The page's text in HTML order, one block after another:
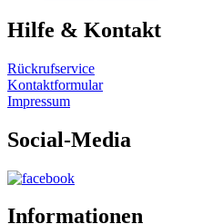
Hilfe & Kontakt
Rückrufservice
Kontaktformular
Impressum
Social-Media
Informationen